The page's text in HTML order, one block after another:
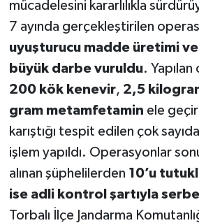
mücadelesini kararlılıkla
7 ayında gerçekleştirilen
uyuşturucu madde üretimi
büyük darbe vuruldu.
200 kök kenevir, 2,5
gram metamfetamin ele
karıştığı tespit edilen çok
işlem yapıldı. Operasyonlar
alınan şüphelilerden 10’u
ise adli kontrol şartıyla
Torbalı İlçe Jandarma